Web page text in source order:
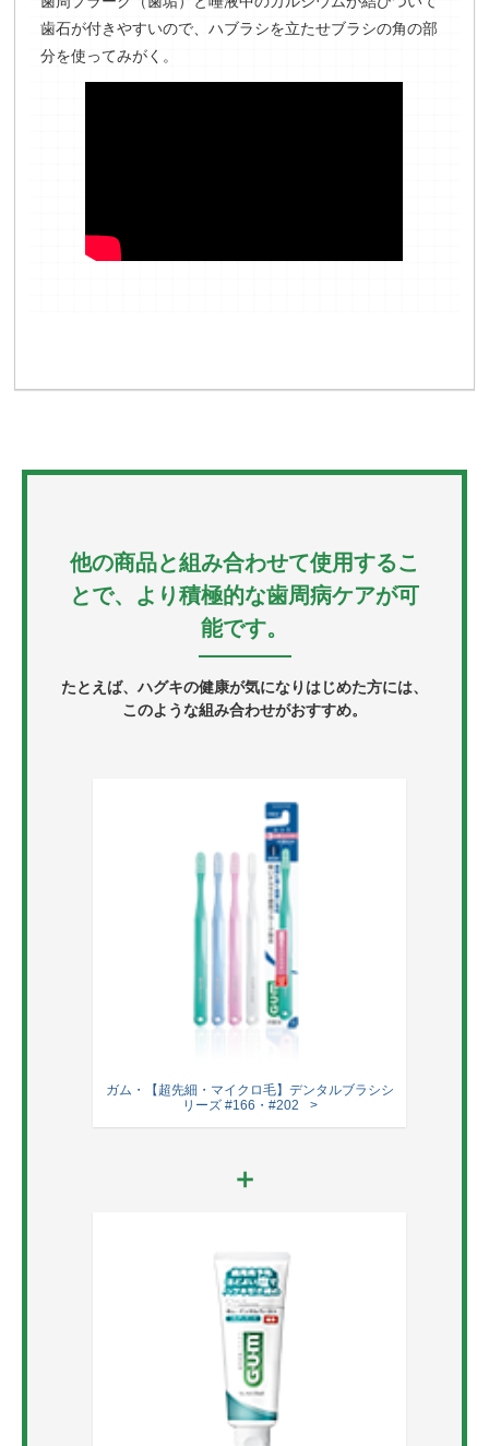
歯石が付きやすいので、ハブラシを立たせブラシの角の部
分を使ってみがく。
他の商品と組み合わせて使用するこ
とで、より積極的な歯周病ケアが可
能です。
たとえば、ハグキの健康が気になりはじめた方には、
このような組み合わせがおすすめ。
ガム・【超先細・マイクロ毛】デンタルブラシシ
リーズ #166・#202